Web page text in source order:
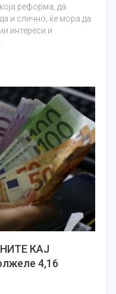
реформа, да
и слично, ќе мора да
интереси и
КАЈ
4,16